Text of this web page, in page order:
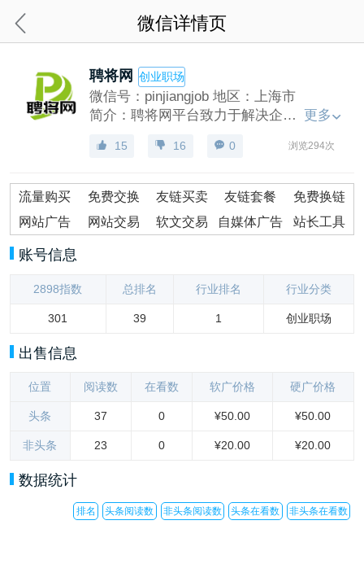
微信详情页
聘将网 创业职场
微信号： pinjiangjob 地区： 上海市
简介：聘将网平台致力于解决企业招聘成本高、留人难、招聘难的问题；助力人力资源行业共建信用体系、构建良性行业生态；助力求职者实现更大的职业价值。
更多
15 16 0 浏览294次
流量购买 免费交换 友链买卖 友链套餐
免费换链
网站广告
网站交易 软文交易 自媒体广告 站长工具
账号信息
2898指数 总排名 行业排名 行业分类
301 39 1 创业职场
出售信息
位置 阅读数 在看数 软广价格 硬广价格
头条 37 0 ¥50.00 ¥50.00
非头条 23 0 ¥20.00 ¥20.00
数据统计
非头条在看数
头条在看数
非头条阅读数
头条阅读数
排名